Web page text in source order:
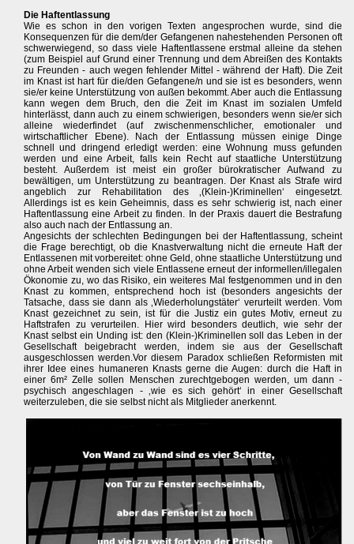
Die Haftentlassung
Wie es schon in den vorigen Texten angesprochen wurde, sind die
Konsequenzen für die dem/der Gefangenen nahestehenden Personen oft
schwerwiegend, so dass viele Haftentlassene erstmal alleine da stehen
(zum Beispiel auf Grund einer Trennung und dem Abreißen des Kontakts
zu Freunden - auch wegen fehlender Mittel - während der Haft). Die Zeit
im Knast ist hart für die/den Gefangene/n und sie ist es besonders, wenn
sie/er keine Unterstützung von außen bekommt. Aber auch die Entlassung
kann wegen dem Bruch, den die Zeit im Knast im sozialen Umfeld
hinterlässt, dann auch zu einem schwierigen, besonders wenn sie/er sich
alleine wiederfindet (auf zwischenmenschlicher, emotionaler und
wirtschaftlicher Ebene). Nach der Entlassung müssen einige Dinge
schnell und dringend erledigt werden: eine Wohnung muss gefunden
werden und eine Arbeit, falls kein Recht auf staatliche Unterstützung
besteht. Außerdem ist meist ein großer bürokratischer Aufwand zu
bewältigen, um Unterstützung zu beantragen. Der Knast als Strafe wird
angeblich zur Rehabilitation des ‚(Klein-)Kriminellen‘ eingesetzt.
Allerdings ist es kein Geheimnis, dass es sehr schwierig ist, nach einer
Haftentlassung eine Arbeit zu finden. In der Praxis dauert die Bestrafung
also auch nach der Entlassung an.
Angesichts der schlechten Bedingungen bei der Haftentlassung, scheint
die Frage berechtigt, ob die Knastverwaltung nicht die erneute Haft der
Entlassenen mit vorbereitet: ohne Geld, ohne staatliche Unterstützung und
ohne Arbeit wenden sich viele Entlassene erneut der informellen/illegalen
Ökonomie zu, wo das Risiko, ein weiteres Mal festgenommen und in den
Knast zu kommen, entsprechend hoch ist (besonders angesichts der
Tatsache, dass sie dann als ‚Wiederholungstäter‘ verurteilt werden. Vom
Knast gezeichnet zu sein, ist für die Justiz ein gutes Motiv, erneut zu
Haftstrafen zu verurteilen. Hier wird besonders deutlich, wie sehr der
Knast selbst ein Unding ist: den (Klein-)Kriminellen soll das Leben in der
Gesellschaft beigebracht werden, indem sie aus der Gesellschaft
ausgeschlossen werden.Vor diesem Paradox schließen Reformisten mit
ihrer Idee eines humaneren Knasts gerne die Augen: durch die Haft in
einer 6m² Zelle sollen Menschen zurechtgebogen werden, um dann -
psychisch angeschlagen - ‚wie es sich gehört‘ in einer Gesellschaft
weiterzuleben, die sie selbst nicht als Mitglieder anerkennt.